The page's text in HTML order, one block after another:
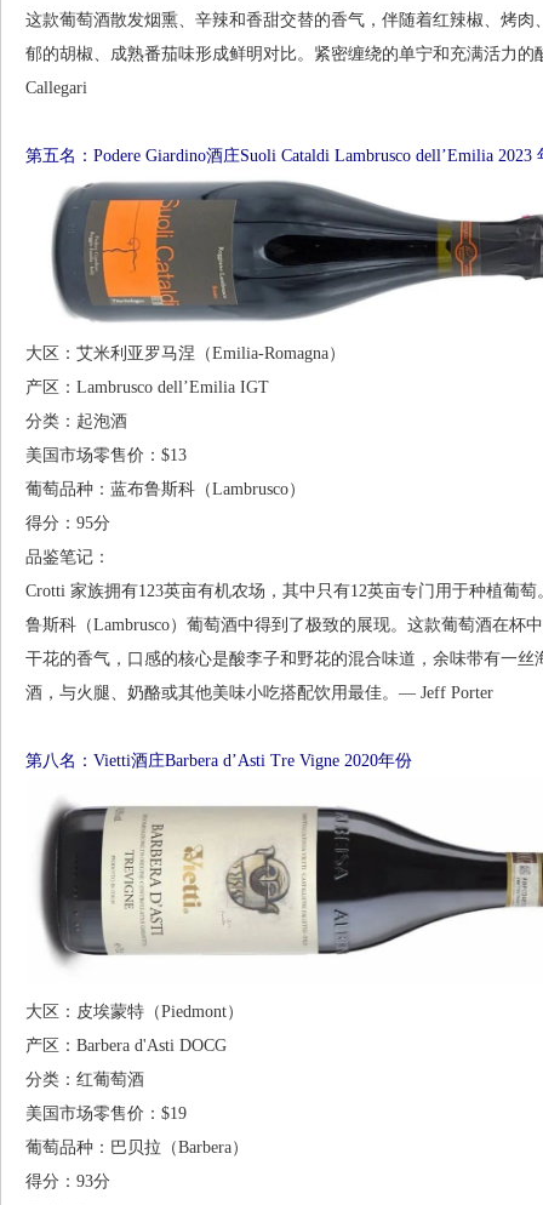
这款葡萄酒散发烟熏、辛辣和香甜交替的香气，伴随着红辣椒、烤
郁的胡椒、成熟番茄味形成鲜明对比。紧密缠绕的单宁和充满活力
Callegari
第五名：Podere Giardino酒庄Suoli Cataldi Lambrusco dell’Emilia 2023
大区：艾米利亚罗马涅（Emilia-Romagna）
产区：Lambrusco dell’Emilia IGT
分类：起泡酒
美国市场零售价：$13
葡萄品种：蓝布鲁斯科（Lambrusco）
得分：95分
品鉴笔记：
Crotti 家族拥有123英亩有机农场，其中只有12英亩专门用于种植葡
鲁斯科（Lambrusco）葡萄酒中得到了极致的展现。这款葡萄酒在杯
干花的香气，口感的核心是酸李子和野花的混合味道，余味带有一
酒，与火腿、奶酪或其他美味小吃搭配饮用最佳。— Jeff Porter
第八名：Vietti酒庄Barbera d’Asti Tre Vigne 2020年份
大区：皮埃蒙特（Piedmont）
产区：Barbera d'Asti DOCG
分类：红葡萄酒
美国市场零售价：$19
葡萄品种：巴贝拉（Barbera）
得分：93分